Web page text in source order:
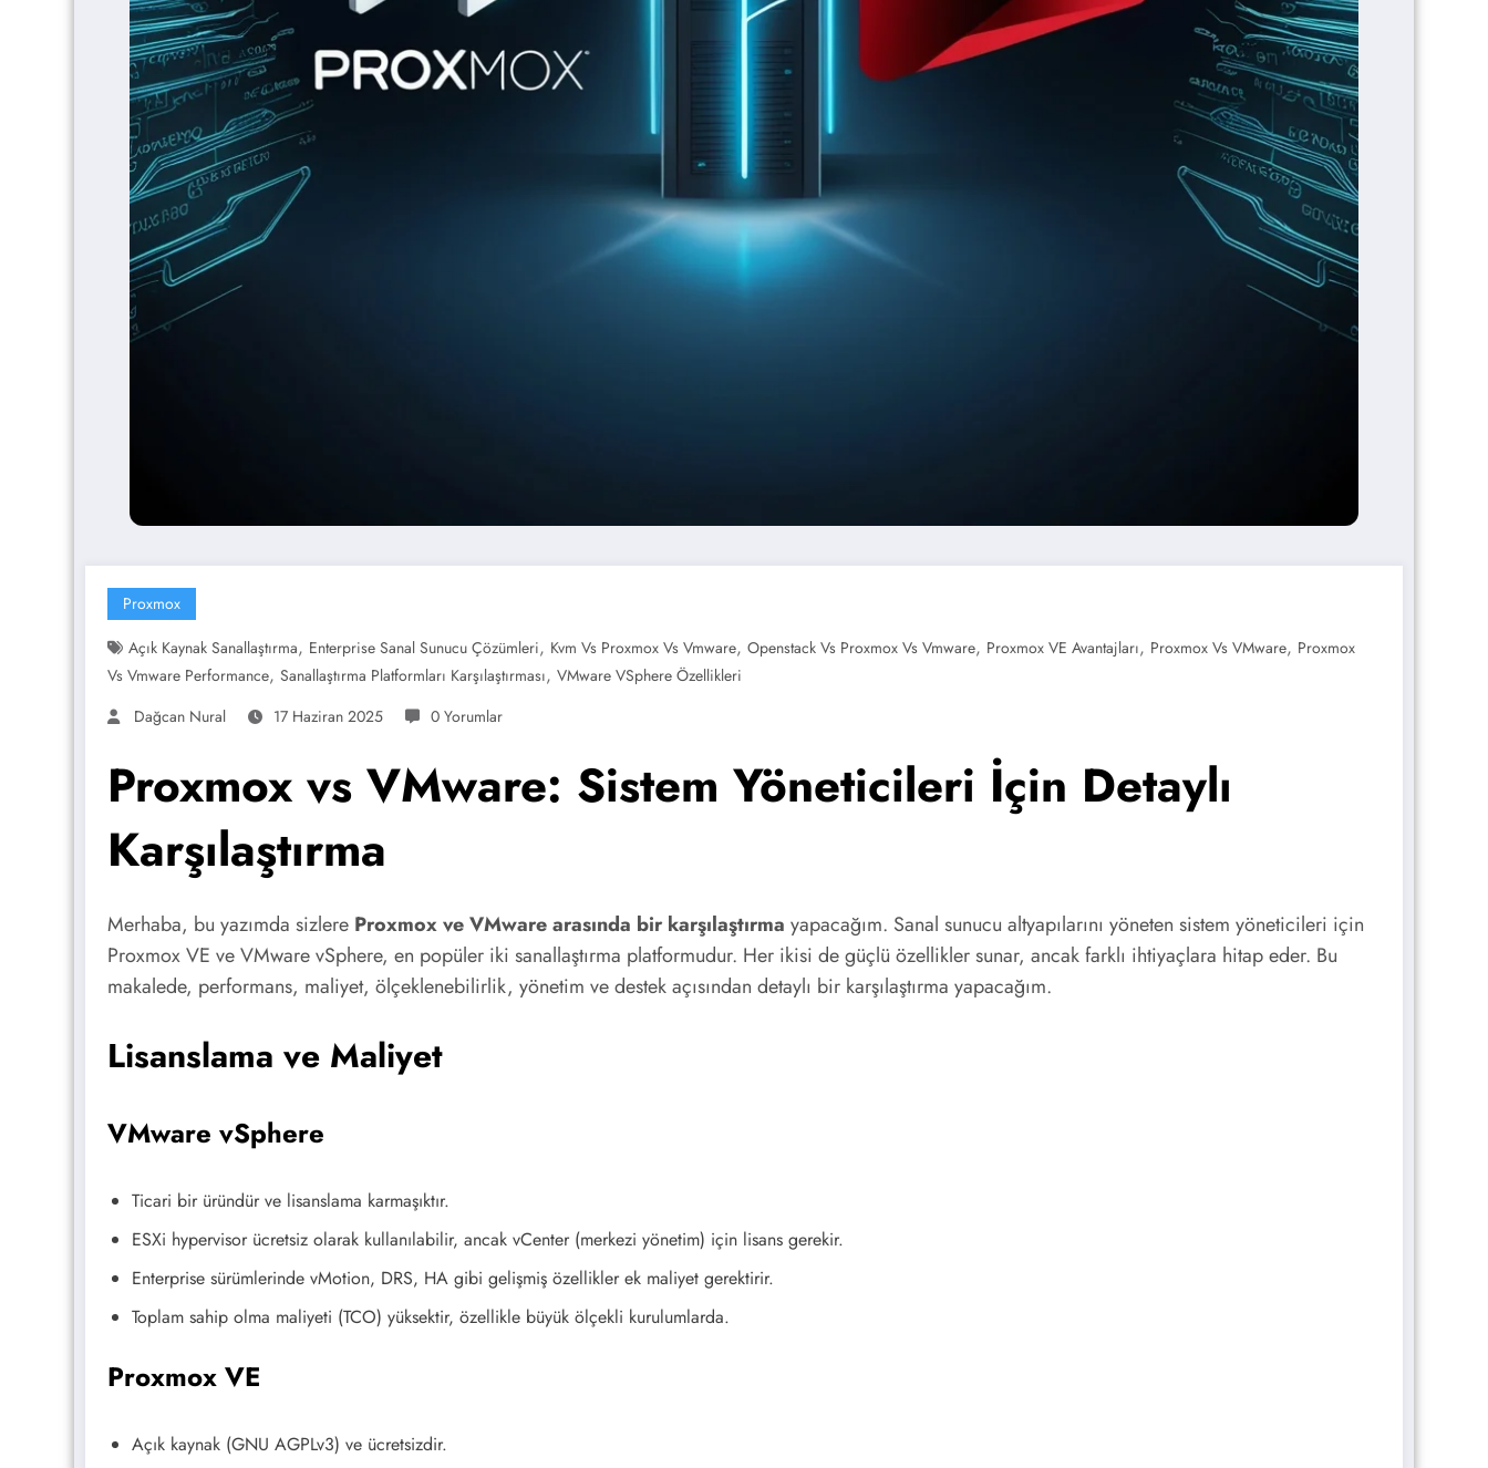
Proxmox
Açık Kaynak Sanallaştırma, Enterprise Sanal Sunucu Çözümleri, Kvm Vs Proxmox Vs Vmware, Openstack Vs Proxmox Vs Vmware, Proxmox VE Avantajları, Proxmox Vs VMware, Proxmox
Vs Vmware Performance, Sanallaştırma Platformları Karşılaştırması, VMware VSphere Özellikleri
Dağcan Nural
17 Haziran 2025 0 Yorumlar
Proxmox vs VMware: Sistem Yöneticileri İçin Detaylı
Karşılaştırma
Merhaba, bu yazımda sizlere Proxmox ve VMware arasında bir karşılaştırma yapacağım. Sanal sunucu altyapılarını yöneten sistem yöneticileri için
Proxmox VE ve VMware vSphere, en popüler iki sanallaştırma platformudur. Her ikisi de güçlü özellikler sunar, ancak farklı ihtiyaçlara hitap eder. Bu
makalede, performans, maliyet, ölçeklenebilirlik, yönetim ve destek açısından detaylı bir karşılaştırma yapacağım.
Lisanslama ve Maliyet
VMware vSphere
Ticari bir üründür ve lisanslama karmaşıktır.
ESXi hypervisor ücretsiz olarak kullanılabilir, ancak vCenter (merkezi yönetim) için lisans gerekir.
Enterprise sürümlerinde vMotion, DRS, HA gibi gelişmiş özellikler ek maliyet gerektirir.
Toplam sahip olma maliyeti (TCO) yüksektir, özellikle büyük ölçekli kurulumlarda.
Proxmox VE
Açık kaynak (GNU AGPLv3) ve ücretsizdir.